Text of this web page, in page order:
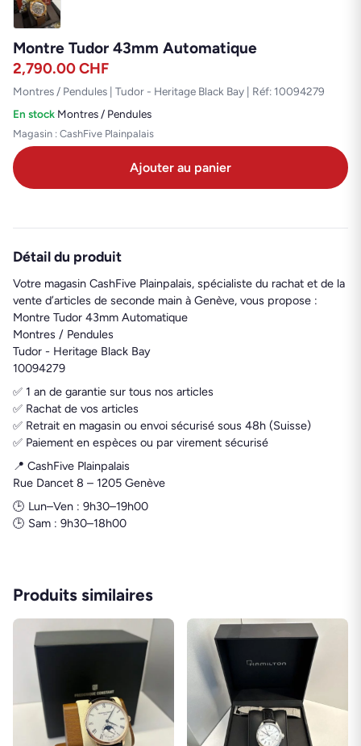
Montre Tudor 43mm Automatique
2,790.00CHF
Montres / Pendules | Tudor - Heritage Black Bay | Réf: 10094279
En stock·Montres / Pendules
Magasin : CashFive Plainpalais
Ajouter au panier
Détail du produit
Votre magasin CashFive Plainpalais, spécialiste du rachat et de la
vente d’articles de seconde main à Genève, vous propose :
Montre Tudor 43mm Automatique
Montres / Pendules
Tudor - Heritage Black Bay
10094279
✅ 1 an de garantie sur tous nos articles
✅ Rachat de vos articles
✅ Retrait en magasin ou envoi sécurisé sous 48h (Suisse)
✅ Paiement en espèces ou par virement sécurisé
📍 CashFive Plainpalais
Rue Dancet 8 – 1205 Genève
🕒 Lun–Ven : 9h30–19h00
🕒 Sam : 9h30–18h00
Produits similaires